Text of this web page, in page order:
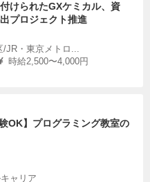
けられたGXケミカル、資
プロジェクト推進
/JR・東京メトロ...
時給2,500〜4,000円
OK】プログラミング教室の
ャリア